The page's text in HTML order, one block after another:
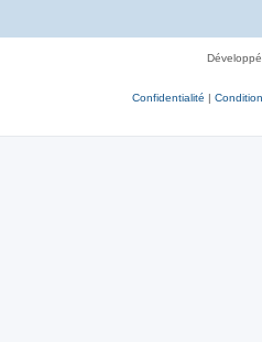
Confidentialité |